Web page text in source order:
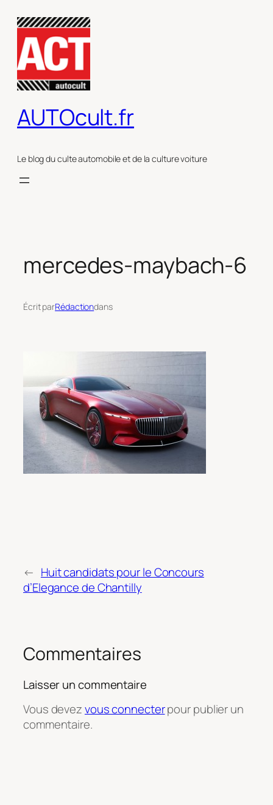
contenu
AUTOcult.fr
Le blog du culte automobile et de la culture voiture
mercedes-maybach-6
Écrit parRédactiondans
← Huit candidats pour le Concours
d’Elegance de Chantilly
Commentaires
Laisser un commentaire
Vous devezvous connecterpour publier un
commentaire.